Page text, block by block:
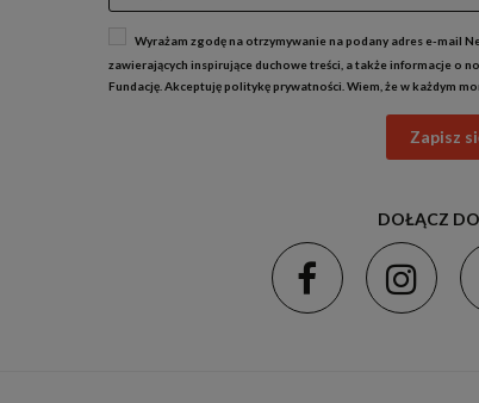
Wyrażam zgodę na otrzymywanie na podany adres e-mail
zawierających inspirujące duchowe treści, a także informacje o
Fundację. Akceptujępolitykę prywatności. Wiem, że w każdym
Zapisz
DOŁĄCZ